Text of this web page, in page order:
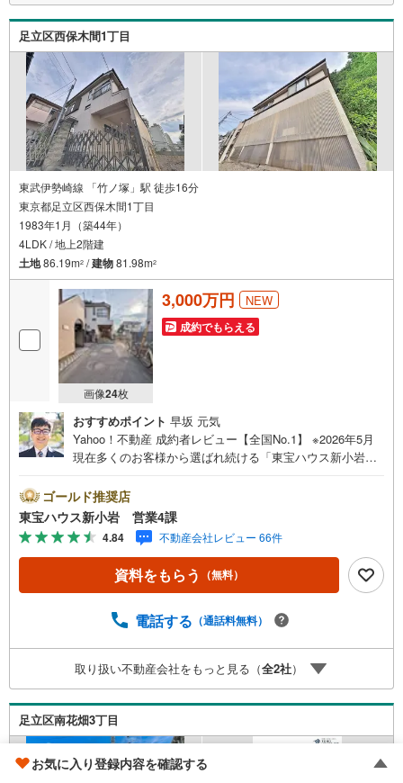
▽ご購入後もお客様の人生のパートナーとして暮らしの「安心」を守り続
けます。
【Yahoo！ 不動産キャンペーン対象店舗】
当店で物件を成約するとPayPayボーナスライトがもらえる
「Yahoo！ 不動産 物件ご成約キャンペーン」の対象になります。
「資料をもらう」「見学予約をする」ボタンからお問い合わせください。
※必ずYahoo！ JAPAN IDでログインしてください。
※PayPayボーナスライトは出金と譲渡はできません。
ご案内・詳細な資料のご請求はお気軽にどうぞ♪
お電話でのお問い合わせも常時受け付けております！
■頭金0円からのご購入可能です■（諸費用もOK）
お気軽にお問い合わせください。
足立区西保木間1丁目
東武伊勢崎線 「竹ノ塚」駅 徒歩16分
東京都足立区西保木間1丁目
1983年1月（築44年）
4LDK / 地上2階建
土地86.19m2 /建物81.98m2
画像24枚
3,000万円 NEW
成約でもらえる
おすすめポイント 早坂 元気
Yahoo！不動産 成約者レビュー【全国No.1】 ※2026年5月
現在多くのお客様から選ばれ続ける「東宝ハウス新小岩」
見学OK■営業時間内（9:00～20:00）はお電話でのご連絡が
スムーズです。ご自宅への送迎・最寄駅でのお待ち合わせ
等、お気軽にご相談ください。 選ばれる3つの「圧倒的メ
リット」 （1）【業界最低水準の提携住宅ローン】「他社
で断られた」「借入がある」方も独自審査で多数承認！優
遇金利と各種手数料0円でお得に。（2）【未来カレンダー
ュレーション。「月々いくらなら安心か」をプロが明確に
はありません。専属FPがお引渡し後も一生涯お守りしま
す。 Yahoo！不動産キャンペーン対象店舗 当店でのご成約
でPayPayボーナスがもらえるキャンペーン対象です！※必
ずYahoo！ JAPAN IDでログインの上お問い合わせくださ
い。
ゴールド推奨店
東宝ハウス新小岩 営業4課
4.84 不動産会社レビュー 66件
資料をもらう （無料）
電話する （通話料無料）
取り扱い不動産会社をもっと見る（全2社）
足立区南花畑3丁目
お気に入り登録内容を確認する